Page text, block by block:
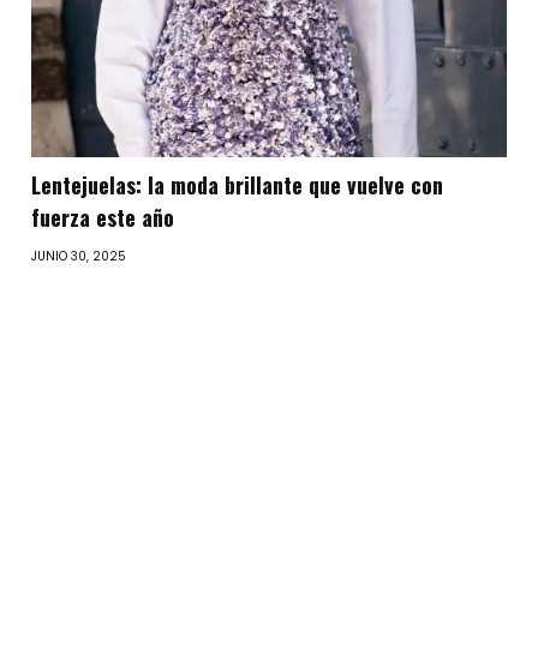
Lentejuelas: la moda brillante que vuelve con
fuerza este año
JUNIO 30, 2025